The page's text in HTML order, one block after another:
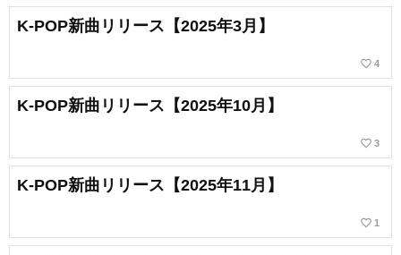
K-POP新曲リリース【2025年3月】
favorite_border 4
K-POP新曲リリース【2025年10月】
favorite_border 3
K-POP新曲リリース【2025年11月】
favorite_border 1